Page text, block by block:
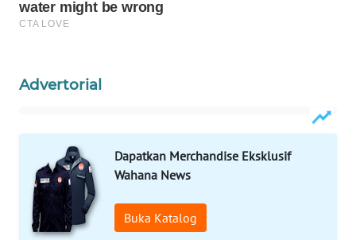
Advertorial
Dapatkan Merchandise Eksklusif
Wahana News
Buka Katalog
WAHANANEWS
WAHANANEWS
WAHANA
SPORT
WAHANA
UMKM